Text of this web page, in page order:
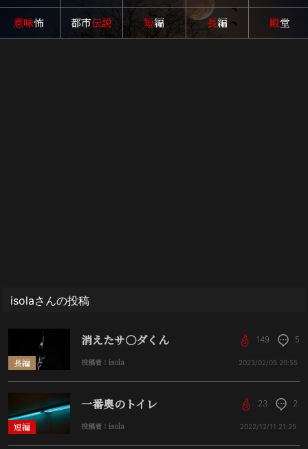
意味怖 都市伝説 短編 長編 殿堂
isolaさんの投稿
長編
消えたサ〇ダくん
投稿者：isola
149 5
2023/02/05 20:55
短編
一番奥のトイレ
投稿者：isola
23 2
2022/12/11 21:25